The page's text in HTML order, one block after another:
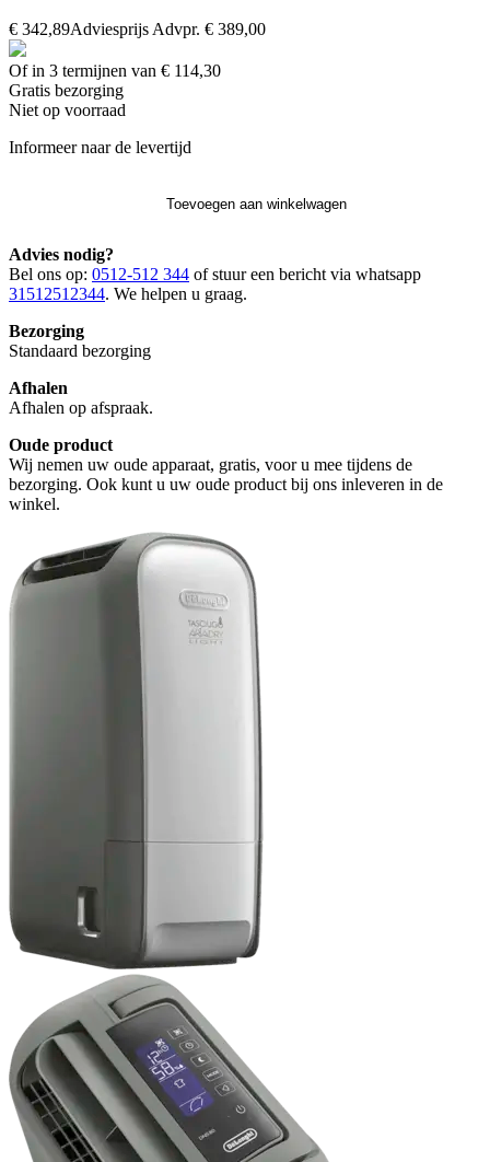
€ 342,89Adviesprijs Advpr. € 389,00
Of in 3 termijnen van € 114,30
Gratis bezorging
Niet op voorraad
Informeer naar de levertijd
Toevoegen aan winkelwagen
Advies nodig?
Bel ons op: 0512-512 344 of stuur een bericht via whatsapp
31512512344. We helpen u graag.
Bezorging
Standaard bezorging
Afhalen
Afhalen op afspraak.
Oude product
Wij nemen uw oude apparaat, gratis, voor u mee tijdens de
bezorging. Ook kunt u uw oude product bij ons inleveren in de
winkel.